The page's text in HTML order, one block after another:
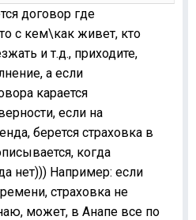
договор где
с кем\как живет, кто
и т.д., приходите,
а если
карается
если на
берется страховка в
когда
нет))) Например: если
страховка не
может, в Анапе все по